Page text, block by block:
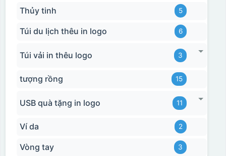
Thủy tinh 5
Túi du lịch thêu in logo 6
Túi vải in thêu logo 3
tượng rồng 15
USB quà tặng in logo 11
Ví da 2
Vòng tay 3